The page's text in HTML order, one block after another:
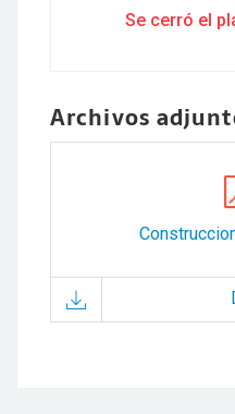
Se cerró el
Archivos